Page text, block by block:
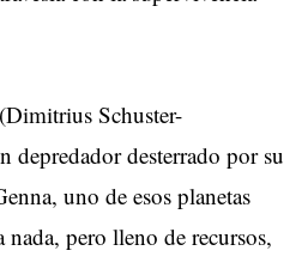
Schuster-
depredador desterrado por su
uno de esos planetas
pero lleno de recursos,